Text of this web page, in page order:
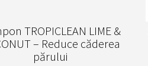
TROPICLEAN LIME &
– Reduce căderea
părului